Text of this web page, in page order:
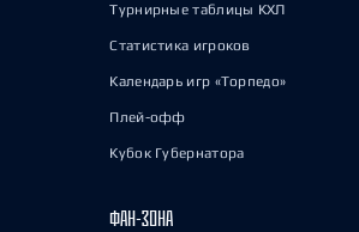
Турнирные таблицы КХЛ
Статистика игроков
Календарь игр «Торпедо»
Плей-офф
Кубок Губернатора
ФАН-ЗОНА